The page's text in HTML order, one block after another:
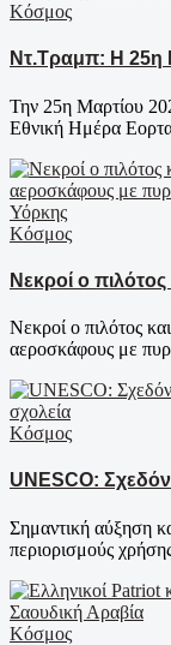
Κόσμος
Ντ.Τραμπ: Η 25η
Την 25η Μαρτίου
Εθνική Ημέρα
Κόσμος
Νεκροί ο
Νεκροί ο πιλότος
αεροσκάφους με
Κόσμος
UNESCO: Σχεδόν
Σημαντική αύξηση
περιορισμούς
Κόσμος